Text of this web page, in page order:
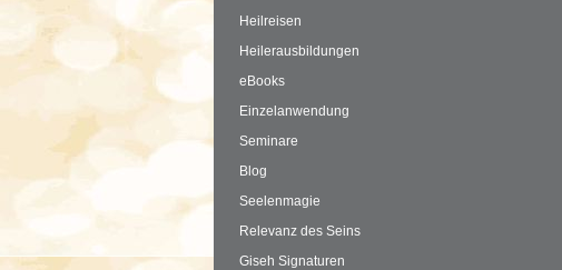
Heilreisen
Heilerausbildungen
eBooks
Einzelanwendung
Seminare
Blog
Seelenmagie
Relevanz des Seins
Giseh Signaturen